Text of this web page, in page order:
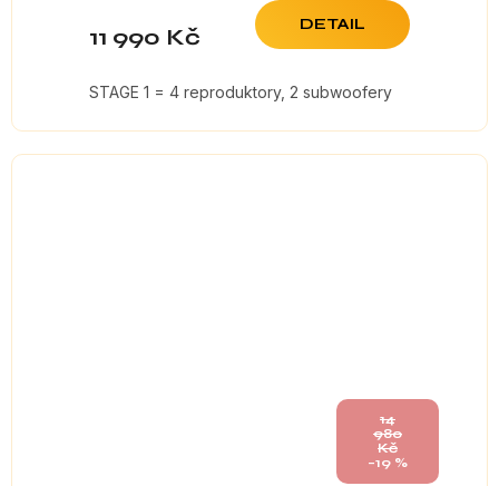
11 990 Kč DETAIL
STAGE 1 = 4 reproduktory, 2 subwoofery
14
980
Kč
–19 %